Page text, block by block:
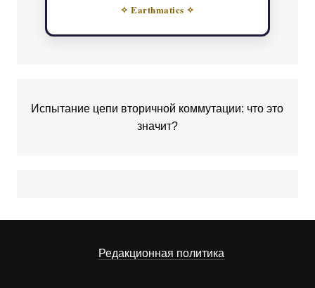
✧ Earthmatics ✧
Испытание цепи вторичной коммутации: что это
значит?
Редакционная политика